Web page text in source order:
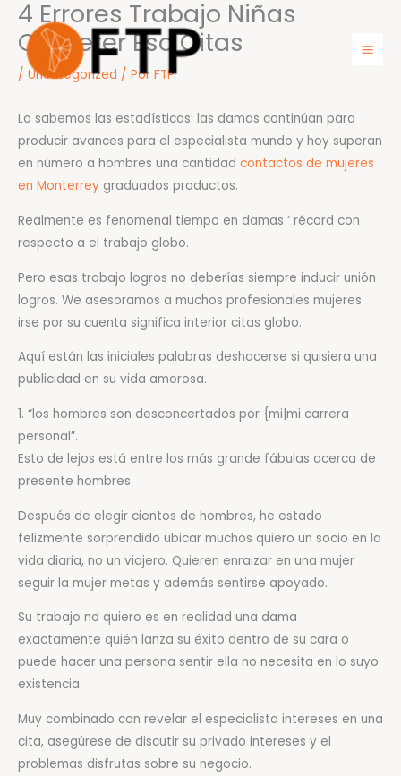
para
conteúdo
4 Errores Trabajo Niñas
Cometer Eso Citas
/ Uncategorized / Por FTP
Lo sabemos las estadísticas: las damas continúan para
producir avances para el especialista mundo y hoy superan
en número a hombres una cantidad contactos de mujeres
en Monterrey graduados productos.
Realmente es fenomenal tiempo en damas ‘ récord con
respecto a el trabajo globo.
Pero esas trabajo logros no deberías siempre inducir unión
logros. We asesoramos a muchos profesionales mujeres
irse por su cuenta significa interior citas globo.
Aquí están las iniciales palabras deshacerse si quisiera una
publicidad en su vida amorosa.
1. “los hombres son desconcertados por {mi|mi carrera
personal”.
Esto de lejos está entre los más grande fábulas acerca de
presente hombres.
Después de elegir cientos de hombres, he estado
felizmente sorprendido ubicar muchos quiero un socio en la
vida diaria, no un viajero. Quieren enraizar en una mujer
seguir la mujer metas y además sentirse apoyado.
Su trabajo no quiero es en realidad una dama
exactamente quién lanza su éxito dentro de su cara o
puede hacer una persona sentir ella no necesita en lo suyo
existencia.
Muy combinado con revelar el especialista intereses en una
cita, asegúrese de discutir su privado intereses y el
problemas disfrutas sobre su negocio.